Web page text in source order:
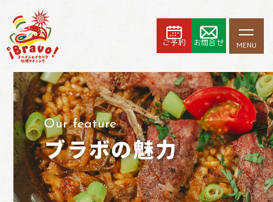
予約
ご予約 お問合せ MENU
Our feature
ブラボの魅力